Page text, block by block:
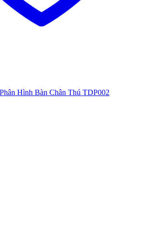
Hình Bàn Chân Thú TDP002